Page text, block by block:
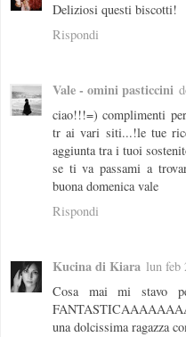
Deliziosi questi biscotti!
Rispondi
Vale - omini pasticcini
ciao!!!=) complimenti
tr ai vari siti...!le tue
aggiunta tra i tuoi
se ti va passami a
buona domenica vale
Rispondi
Kucina di Kiara lun feb
Cosa mai mi stavo
una dolcissima ragazza